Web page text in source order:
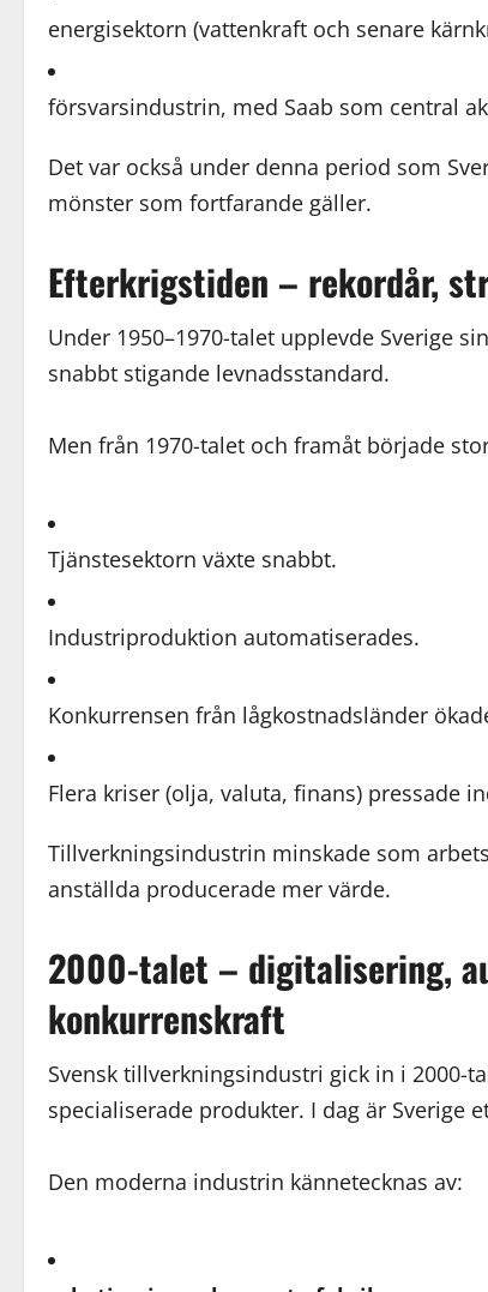
energisektorn (vattenkraft och senare
försvarsindustrin, med Saab som central
Det var också under denna period som
mönster som fortfarande gäller.
Efterkrigstiden – rekordår,
Under 1950–1970-talet upplevde Sverige
snabbt stigande levnadsstandard.
Men från 1970-talet och framåt började
Tjänstesektorn växte snabbt.
Industriproduktion automatiserades.
Konkurrensen från lågkostnadsländer
Flera kriser (olja, valuta, finans) pressade
Tillverkningsindustrin minskade som
anställda producerade mer värde.
2000-talet – digitalisering,
konkurrenskraft
Svensk tillverkningsindustri gick in i 2000-
specialiserade produkter. I dag är Sverige
Den moderna industrin kännetecknas av: